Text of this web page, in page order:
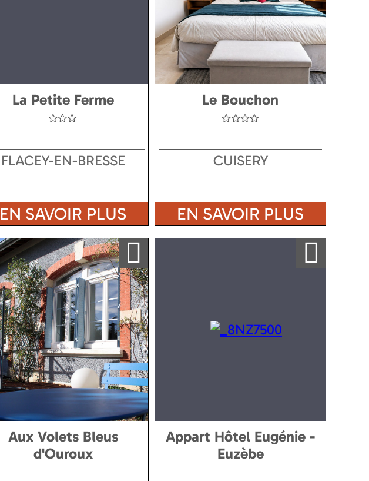
La Petite Ferme
FLACEY-EN-BRESSE
EN SAVOIR PLUS
Le Bouchon
CUISERY
EN SAVOIR PLUS
Ajouter a ma sélection
Aux Volets Bleus
d'Ouroux
Ajouter a ma sélection
Appart Hôtel Eugénie -
Euzèbe